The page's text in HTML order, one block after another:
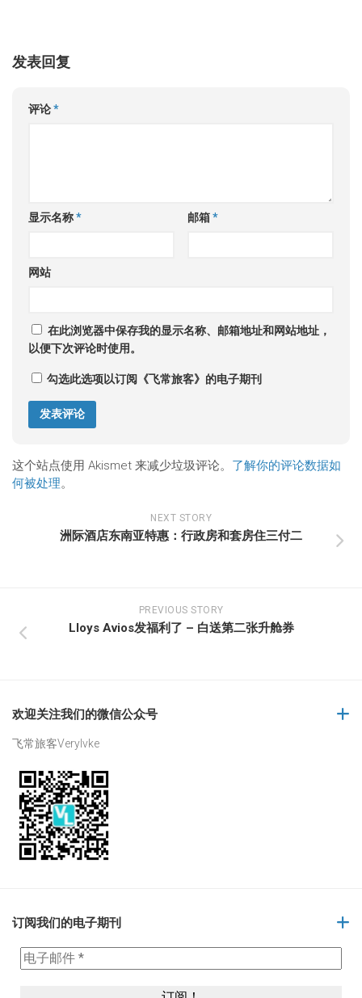
发表回复
评论*
显示名称* 邮箱*
网站
在此浏览器中保存我的显示名称、邮箱地址和网站地址，
以便下次评论时使用。
勾选此选项以订阅《飞常旅客》的电子期刊
这个站点使用 Akismet 来减少垃圾评论。 了解你的评论数据如
何被处理。
NEXT STORY
洲际酒店东南亚特惠：行政房和套房住三付二
PREVIOUS STORY
Lloys Avios发福利了 – 白送第二张升舱券
欢迎关注我们的微信公众号
飞常旅客Verylvke
订阅我们的电子期刊